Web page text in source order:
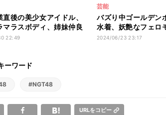
直後の美少女アイドル、
マラスボディ、姉妹仲良
ー…グラビア12連発
22:49
芸能
バズり中ゴールデン
水着、妖艶なフェロ
ア12連発
2024/06/23 23:17
ーワード
#NGT48
URLをコピー